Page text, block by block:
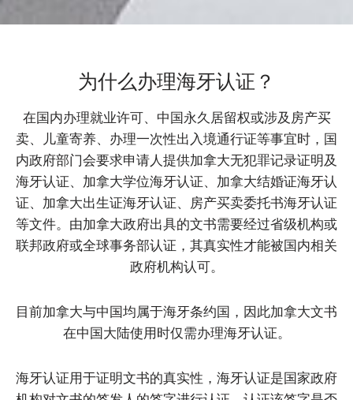
为什么办理海牙认证？
在国内办理就业许可、中国永久居留权或涉及房产买
卖、儿童寄养、办理一次性出入境通行证等事宜时，国
内政府部门会要求申请人提供加拿大无犯罪记录证明及
海牙认证、加拿大学位海牙认证、加拿大结婚证海牙认
证、加拿大出生证海牙认证、房产买卖委托书海牙认证
等文件。由加拿大政府出具的文书需要经过省级机构或
联邦政府或全球事务部认证，其真实性才能被国内相关
政府机构认可。
目前加拿大与中国均属于海牙条约国，因此加拿大文书
在中国大陆使用时仅需办理海牙认证。
海牙认证用于证明文书的真实性，海牙认证是国家政府